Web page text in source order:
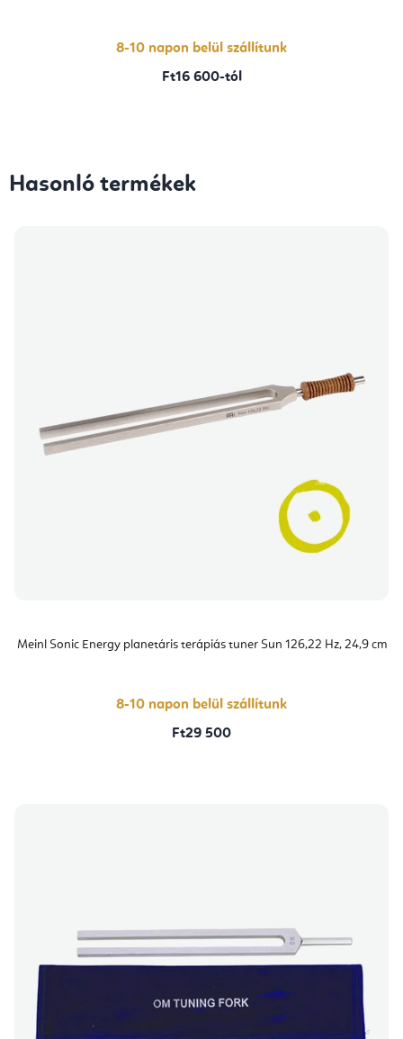
8-10 napon belül szállítunk
Ft16 600-tól
Hasonló termékek
Meinl Sonic Energy planetáris terápiás tuner Sun 126,22 Hz, 24,9 cm
8-10 napon belül szállítunk
Ft29 500